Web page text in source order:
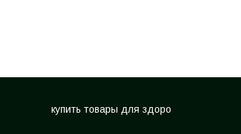
купить товары для здоро